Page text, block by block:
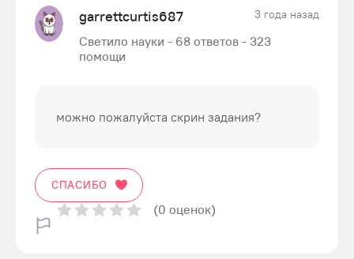
garrettcurtis687 3 года назад
Светило науки - 68 ответов - 323
помощи
можно пожалуйста скрин задания?
СПАСИБО
(0 оценок)